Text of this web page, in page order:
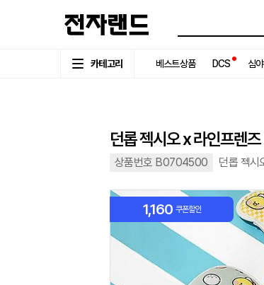
카테고리 베스트상품 DCS 심
던롭 젝시오 x 라인프렌
상품번호 B0704500 던롭 젝시
1,160 쿠폰할인